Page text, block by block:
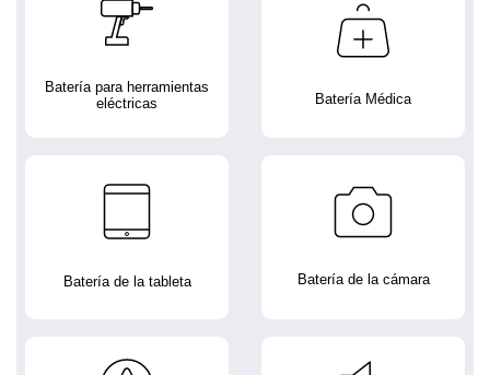
Batería para herramientas
eléctricas
Batería Médica
Batería de la tableta Batería de la cámara